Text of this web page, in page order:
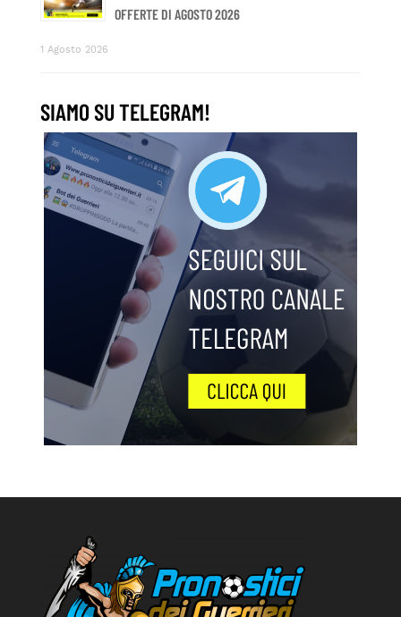
OFFERTE DI AGOSTO 2026
1 Agosto 2026
SIAMO SU TELEGRAM!